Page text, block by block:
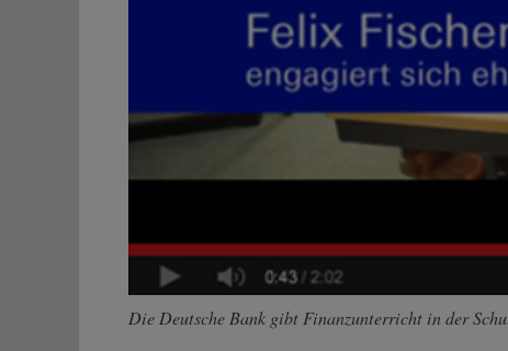
Die Deutsche Bank gibt Finanzunterricht in der